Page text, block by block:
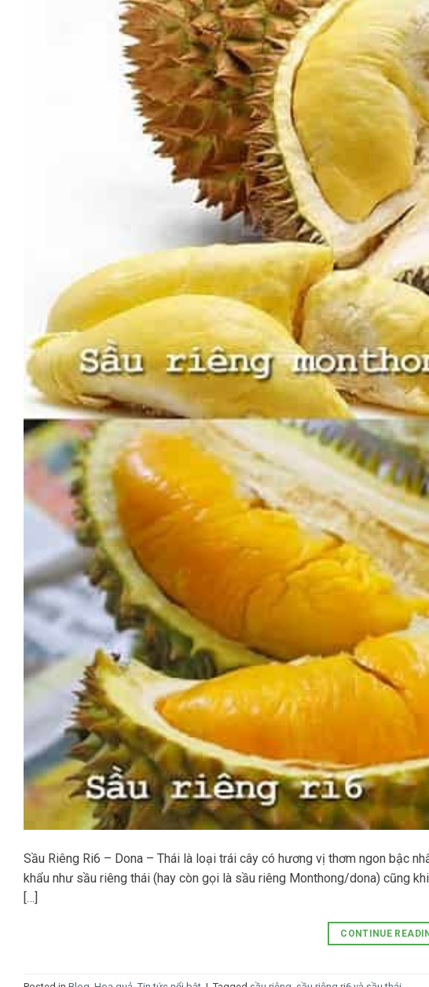
Sầu Riêng Ri6 – Dona – Thái là loại trái cây có hương vị thơm ngon bậc
khẩu như sầu riêng thái (hay còn gọi là sầu riêng Monthong/dona) cũng
[…]
CONTINUE